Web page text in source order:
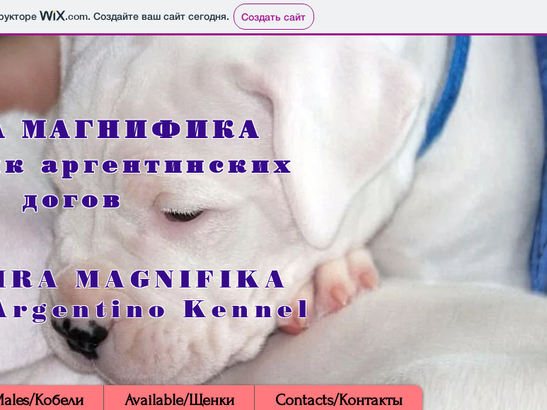
.com. Создайте ваш сайт сегодня. Создать сайт
Кобели Available/Щенки Contacts/Контакты
МАГНИФИКА
аргентинских
догов
MAGNIFIKA
Kennel